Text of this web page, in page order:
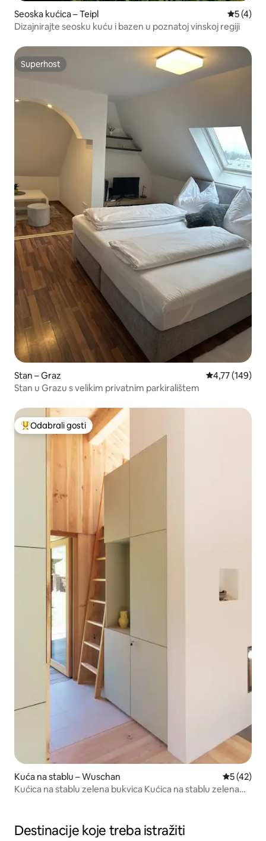
Seoska kućica – Teipl
5 (4)
Dizajnirajte seosku kuću i bazen u poznatoj vinskoj regiji
Superhost
Superhost
Stan – Graz Prosječna
4,77 (149)
Stan u Grazu s velikim privatnim parkiralištem
Među najviše rangiranima s oznakom „Odabrali gosti”
Odabrali gosti
Kuća na stablu – Wuschan Prosječna
5 (42)
Kućica na stablu zelena bukvica Kućica na stablu zelena
Destinacije koje treba istražiti